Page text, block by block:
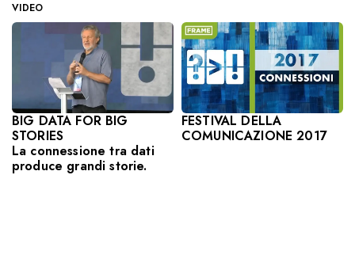
VIDEO
BIG DATA FOR BIG
STORIES
La connessione tra dati
produce grandi storie.
FESTIVAL DELLA
COMUNICAZIONE 2017